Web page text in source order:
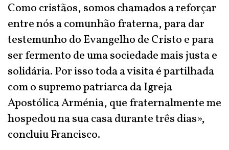
Como cristãos, somos chamados a reforçar
entre nós a comunhão fraterna, para dar
testemunho do Evangelho de Cristo e para
ser fermento de uma sociedade mais justa e
solidária. Por isso toda a visita é partilhada
com o supremo patriarca da Igreja
Apostólica Arménia, que fraternalmente me
hospedou na sua casa durante três dias»,
concluiu Francisco.